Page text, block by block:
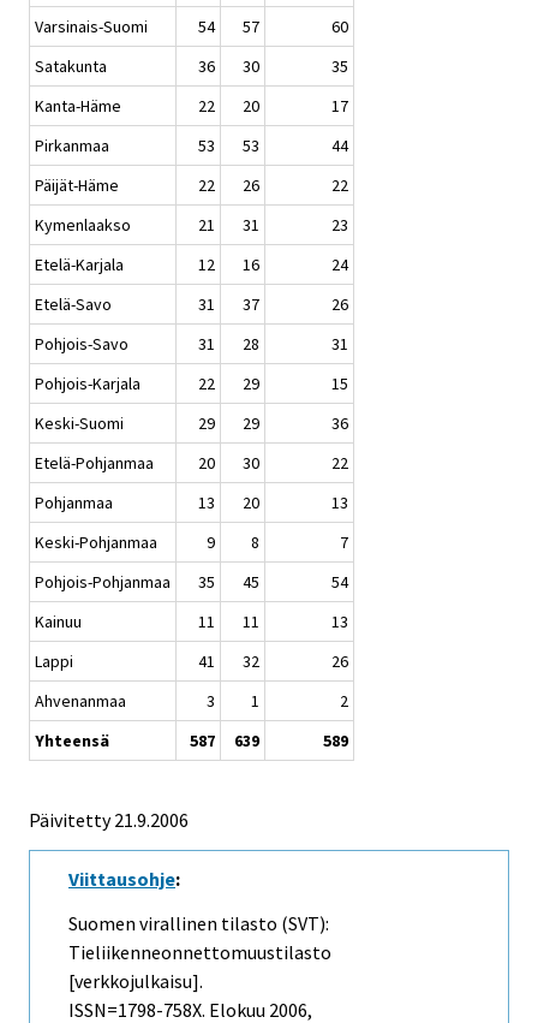
Varsinais-Suomi
54 57
60
Satakunta
36 30
35
Kanta-Häme
22 20
17
Pirkanmaa
53 53
44
Päijät-Häme
22 26
22
Kymenlaakso
21 31
23
Etelä-Karjala
12 16
24
Etelä-Savo
31 37
26
Pohjois-Savo
31 28
31
Pohjois-Karjala
22 29
15
Keski-Suomi
29 29
36
Etelä-Pohjanmaa
20 30
22
Pohjanmaa
13 20
13
Keski-Pohjanmaa
9 8
7
Pohjois-Pohjanmaa
35 45
54
Kainuu
11 11
13
Lappi
41 32
26
Ahvenanmaa
3 1
2
Yhteensä
587 639 589
Päivitetty21.9.2006
Viittausohje:
Suomen virallinen tilasto (SVT):
Tieliikenneonnettomuustilasto
[verkkojulkaisu].
ISSN=1798-758X. Elokuu 2006,